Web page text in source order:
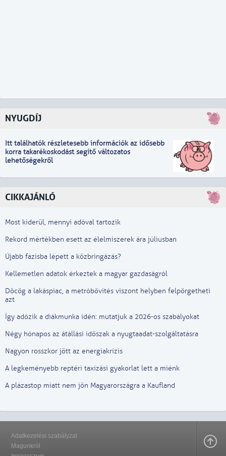
NYUGDÍJ
Itt találhatók részletesebb információkaz idősebb
korra takarékoskodást segítő változatos
lehetőségekről
CIKKAJÁNLÓ
Most kiderül, mennyi adóval tartozik
Rekord mértékben esett az élelmiszerek ára júliusban
Újabb fázisba lépett a közbringázás?
Kellemetlen adatok érkeztek a magyar gazdaságról
Döcög a lakáspiac, a metróbővítés viszont helyben felpörgetheti
azt
Így adózik a diákmunka idén: mutatjuk a 2026-os szabályokat
Négy hónapos az átállási időszak a nyugtaadat-szolgáltatásra
Nagyon rosszkor jött az energiakrízis
A legkeményebb reptéri taxizási gyakorlat lett a miénk
A plázastop miatt nem jön Magyarországra a Kaufland
Adatkezelési szabályzat
Magunkról